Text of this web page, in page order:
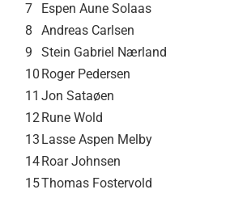
7
Espen Aune Solaas
8
Andreas Carlsen
9
Stein Gabriel Nærland
10 Roger Pedersen
11 Jon Sataøen
12 Rune Wold
13 Lasse Aspen Melby
14 Roar Johnsen
15Thomas Fostervold